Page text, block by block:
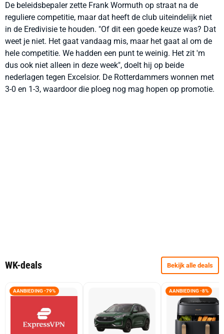
De beleidsbepaler zette Frank Wormuth op straat na de
reguliere competitie, maar dat heeft de club uiteindelijk niet
in de Eredivisie te houden. "Of dit een goede keuze was? Dat
weet je niet. Het gaat vandaag mis, maar het gaat al om de
hele competitie. We hadden een punt te weinig. Het zit 'm
dus ook niet alleen in deze week", doelt hij op beide
nederlagen tegen Excelsior. De Rotterdammers wonnen met
3-0 en 1-3, waardoor die ploeg nog mag hopen op promotie.
WK-deals Bekijk alle deals
AANBIEDING -79% AANBIEDING -8%